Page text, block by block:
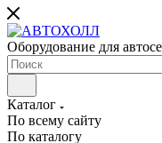
Оборудование для
Каталог
По всему сайту
По каталогу